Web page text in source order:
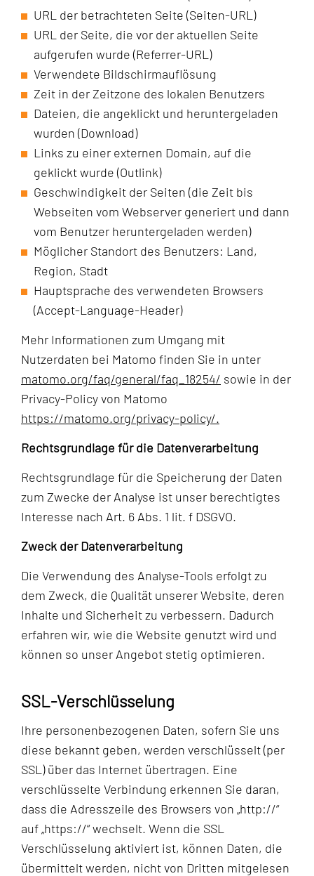
URL der betrachteten Seite (Seiten-URL)
URL der Seite, die vor der aktuellen Seite
aufgerufen wurde (Referrer-URL)
Verwendete Bildschirmauflösung
Zeit in der Zeitzone des lokalen Benutzers
Dateien, die angeklickt und heruntergeladen
wurden (Download)
Links zu einer externen Domain, auf die
geklickt wurde (Outlink)
Geschwindigkeit der Seiten (die Zeit bis
Webseiten vom Webserver generiert und dann
vom Benutzer heruntergeladen werden)
Möglicher Standort des Benutzers: Land,
Region, Stadt
Hauptsprache des verwendeten Browsers
(Accept-Language-Header)
Mehr Informationen zum Umgang mit
Nutzerdaten bei Matomo finden Sie in unter
matomo.org/faq/general/faq_18254/ sowie in der
Privacy-Policy von Matomo
https://matomo.org/privacy-policy/.
Rechtsgrundlage für die Datenverarbeitung
Rechtsgrundlage für die Speicherung der Daten
zum Zwecke der Analyse ist unser berechtigtes
Interesse nach Art. 6 Abs. 1 lit. f DSGVO.
Zweck der Datenverarbeitung
Die Verwendung des Analyse-Tools erfolgt zu
dem Zweck, die Qualität unserer Website, deren
Inhalte und Sicherheit zu verbessern. Dadurch
erfahren wir, wie die Website genutzt wird und
können so unser Angebot stetig optimieren.
SSL-Verschlüsselung
Ihre personenbezogenen Daten, sofern Sie uns
diese bekannt geben, werden verschlüsselt (per
SSL) über das Internet übertragen. Eine
verschlüsselte Verbindung erkennen Sie daran,
dass die Adresszeile des Browsers von „http://“
auf „https://“ wechselt. Wenn die SSL
Verschlüsselung aktiviert ist, können Daten, die
übermittelt werden, nicht von Dritten mitgelesen